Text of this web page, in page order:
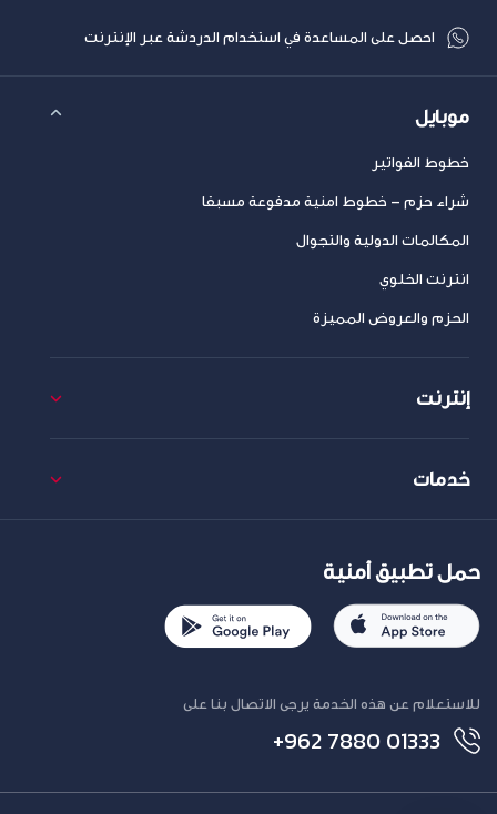
احصل على المساعدة في استخدام الدردشة عبر الإنترنت
موبايل
خطوط الفواتير
شراء حزم – خطوط امنية مدفوعة مسبقا
المكالمات الدولية والتجوال
انترنت الخلوي
الحزم والعروض المميزة
إنترنت
خدمات
حمل تطبيق أمنية
للاستعلام عن هذه الخدمة يرجى الاتصال بنا على
+962 7880 01333